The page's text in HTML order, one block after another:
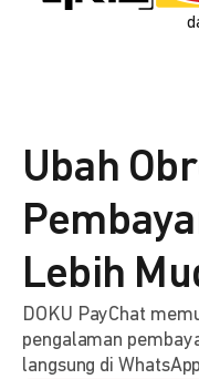
Ubah
Lebih
DOKU PayChat
pengalaman
langsung di